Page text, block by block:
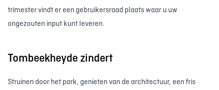
trimester vindt er een gebruikersraad plaats waar u uw
ongezouten input kunt leveren.
Tombeekheyde zindert
Struinen door het park, genieten van de architectuur, een fris